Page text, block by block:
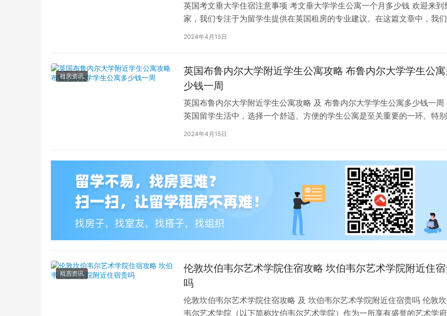
英国考文垂大学住宿注意事项 考文垂大学学生公寓一个月多少钱 欢迎来到
家，我们专注于为留学生提供在英国租房的专业建议。在这篇文章中，我们
深入探讨英国考文垂大学住宿的注意事项，以…
2024年4月15日
租房资讯
英国布鲁内尔大学附近学生公寓攻略 布鲁内尔大学学生公寓
少钱一周
英国布鲁内尔大学附近学生公寓攻略 及 布鲁内尔大学学生公寓多少钱一周
英国留学生活中，选择一个舒适、方便的学生公寓是至关重要的一环。特别
2024年4月15日
租房资讯
伦敦坎伯韦尔艺术学院住宿攻略 坎伯韦尔艺术学院附近住
吗
伦敦坎伯韦尔艺术学院住宿攻略 及 坎伯韦尔艺术学院附近住宿贵吗 伦敦
韦尔艺术学院（以下简称坎伯韦尔艺术学院）作为一所享有盛誉的艺术学府